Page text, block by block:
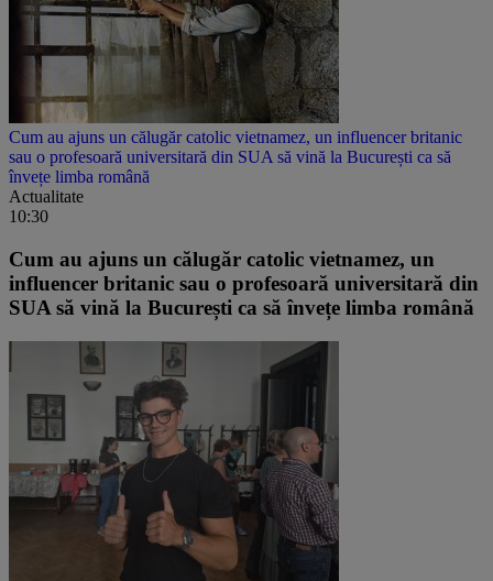
Cum au ajuns un călugăr catolic vietnamez, un influencer britanic
sau o profesoară universitară din SUA să vină la București ca să
învețe limba română
Actualitate
10:30
Cum au ajuns un călugăr catolic vietnamez, un
influencer britanic sau o profesoară universitară din
SUA să vină la București ca să învețe limba română